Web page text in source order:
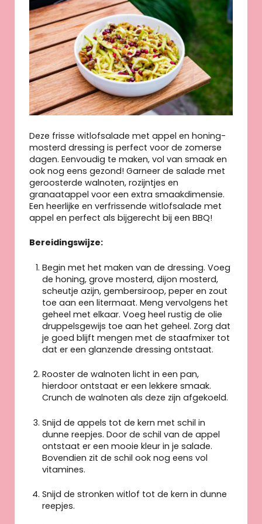
Deze frisse witlofsalade met appel en honing-
mosterd dressing is perfect voor de zomerse
dagen. Eenvoudig te maken, vol van smaak en
ook nog eens gezond! Garneer de salade met
geroosterde walnoten, rozijntjes en
granaatappel voor een extra smaakdimensie.
Een heerlijke en verfrissende witlofsalade met
appel en perfect als bijgerecht bij een BBQ!
Bereidingswijze:
Begin met het maken van de dressing. Voeg
de honing, grove mosterd, dijon mosterd,
scheutje azijn, gembersiroop, peper en zout
toe aan een litermaat. Meng vervolgens het
geheel met elkaar. Voeg heel rustig de olie
druppelsgewijs toe aan het geheel. Zorg dat
je goed blijft mengen met de staafmixer tot
dat er een glanzende dressing ontstaat.
Rooster de walnoten licht in een pan,
hierdoor ontstaat er een lekkere smaak.
Crunch de walnoten als deze zijn afgekoeld.
Snijd de appels tot de kern met schil in
dunne reepjes. Door de schil van de appel
ontstaat er een mooie kleur in je salade.
Bovendien zit de schil ook nog eens vol
vitamines.
Snijd de stronken witlof tot de kern in dunne
reepjes.